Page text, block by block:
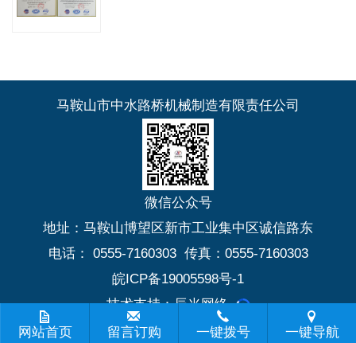
网站首页 留言订购 一键拨号 一键导航
马鞍山市中水路桥机械制造有限责任公司
微信公众号
地址：马鞍山博望区新市工业集中区诚信路东
电话： 0555-7160303 传真：0555-7160303
皖ICP备19005598号-1
技术支持：辰光网络